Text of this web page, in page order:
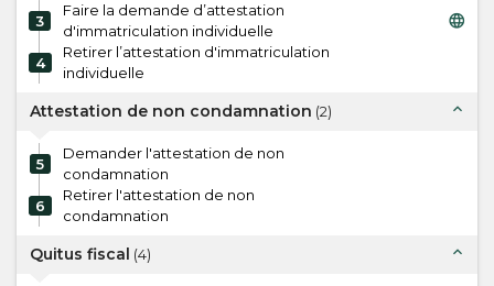
3
Faire la demande d’attestation
d'immatriculation individuelle
language
4
Retirer l’attestation d'immatriculation
individuelle
Attestation de non condamnation (2) expand_less
5
Demander l'attestation de non
condamnation
6
Retirer l'attestation de non
condamnation
Quitus fiscal (4) expand_less